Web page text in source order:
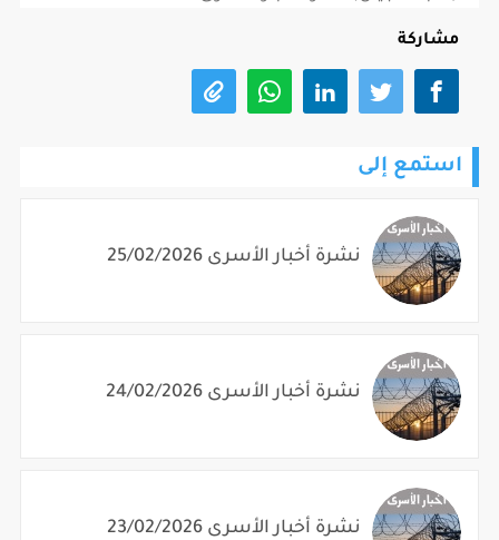
مشاركة
استمع إلى
نشرة أخبار الأسرى 25/02/2026
نشرة أخبار الأسرى 24/02/2026
نشرة أخبار الأسرى 23/02/2026